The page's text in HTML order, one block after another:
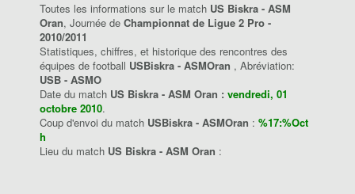
Toutes les informations sur le match US Biskra - ASM
Oran, Journée de Championnat de Ligue 2 Pro -
2010/2011
Statistiques, chiffres, et historique des rencontres des
équipes de football USBiskra - ASMOran , Abréviation:
USB - ASMO
Date du match US Biskra - ASM Oran : vendredi, 01
octobre 2010.
Coup d'envoi du match USBiskra - ASMOran : %17:%Oct
h
Lieu du match US Biskra - ASM Oran :